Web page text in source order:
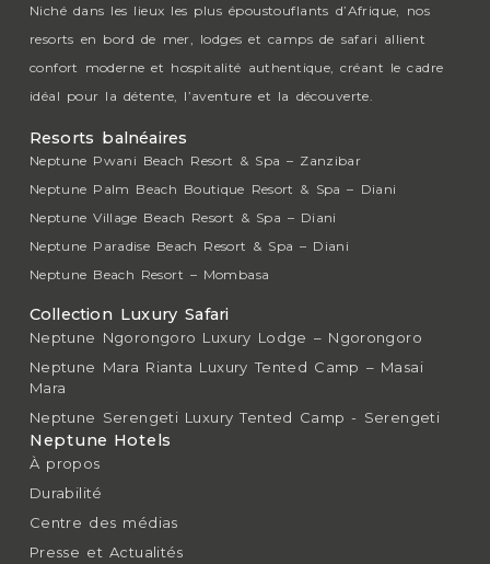
Niché dans les lieux les plus époustouflants d’Afrique, nos
resorts en bord de mer, lodges et camps de safari allient
confort moderne et hospitalité authentique, créant le cadre
idéal pour la détente, l’aventure et la découverte.
Resorts balnéaires
Neptune Pwani Beach Resort & Spa – Zanzibar
Neptune Palm Beach Boutique Resort & Spa – Diani
Neptune Village Beach Resort & Spa – Diani
Neptune Paradise Beach Resort & Spa – Diani
Neptune Beach Resort – Mombasa
Collection Luxury Safari
Neptune Ngorongoro Luxury Lodge – Ngorongoro
Neptune Mara Rianta Luxury Tented Camp – Masai
Mara
Neptune Serengeti Luxury Tented Camp - Serengeti
Neptune Hotels
À propos
Durabilité
Centre des médias
Presse et Actualités